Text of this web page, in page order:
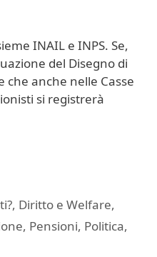
INAIL e INPS. Se,
del Disegno di
che anche nelle Casse
si registrerà
, Diritto e Welfare,
, Pensioni, Politica,